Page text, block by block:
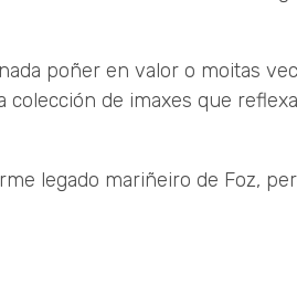
poñer en valor o moitas
de imaxes que
legado mariñeiro de Foz,